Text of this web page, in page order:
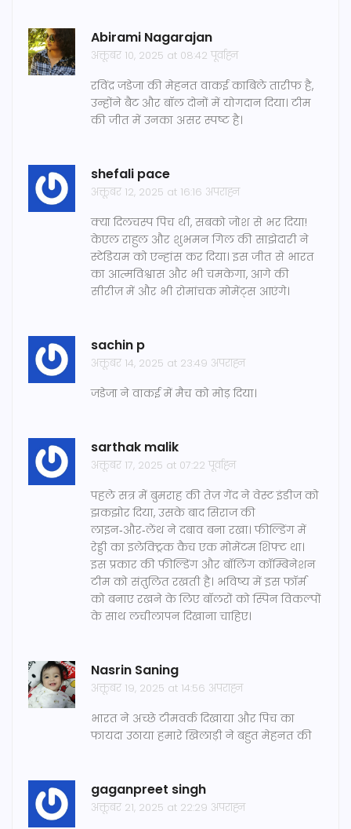
Abirami Nagarajan
अक्तूबर 10, 2025 at 08:42 पूर्वाह्न
रविंद्र जडेजा की मेहनत वाकई काबिले तारीफ है,
उन्होंने बैट और बॉल दोनों में योगदान दिया। टीम
की जीत में उनका असर स्पष्ट है।
shefali pace
अक्तूबर 12, 2025 at 16:16 अपराह्न
क्या दिलचस्प पिच थी, सबको जोश से भर दिया!
केएल राहुल और शुभमन गिल की साझेदारी ने
स्टेडियम को एन्हांस कर दिया। इस जीत से भारत
का आत्मविश्वास और भी चमकेगा, आगे की
सीरीज़ में और भी रोमांचक मोमेंट्स आएंगे।
sachin p
अक्तूबर 14, 2025 at 23:49 अपराह्न
जडेजा ने वाकई में मैच को मोड़ दिया।
sarthak malik
अक्तूबर 17, 2025 at 07:22 पूर्वाह्न
पहले सत्र में बुमराह की तेज़ गेंद ने वेस्ट इंडीज को
झकझोर दिया, उसके बाद सिराज की
लाइन‑और‑लेंथ ने दबाव बना रखा। फील्डिंग में
रेड्डी का इलेक्ट्रिक कैच एक मोमेंटम शिफ्ट था।
इस प्रकार की फील्डिंग और बॉलिंग कॉम्बिनेशन
टीम को संतुलित रखती है। भविष्य में इस फॉर्म
को बनाए रखने के लिए बॉलरों को स्पिन विकल्पों
के साथ लचीलापन दिखाना चाहिए।
Nasrin Saning
अक्तूबर 19, 2025 at 14:56 अपराह्न
भारत ने अच्छे टीमवर्क दिखाया और पिच का
फायदा उठाया हमारे खिलाड़ी ने बहुत मेहनत की
gaganpreet singh
अक्तूबर 21, 2025 at 22:29 अपराह्न